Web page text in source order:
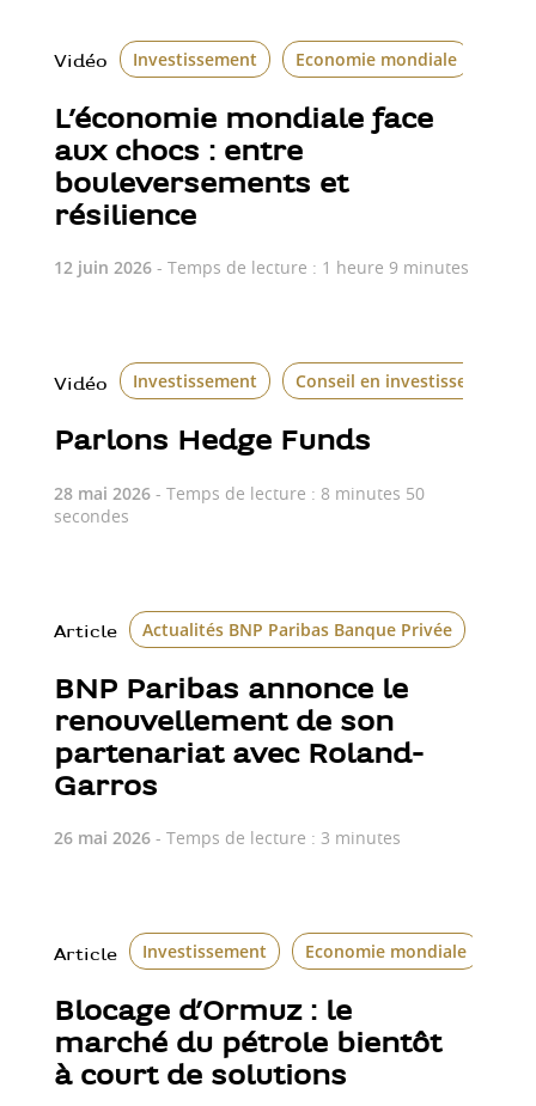
Vidéo Investissement Economie mondiale
L’économie mondiale face
aux chocs : entre
bouleversements et
résilience
12 juin 2026- Temps de lecture : 1 heure 9 minutes
Vidéo Investissement Conseil en investissement
Parlons Hedge Funds
28 mai 2026- Temps de lecture : 8 minutes 50
secondes
Article Actualités BNP Paribas Banque Privée
BNP Paribas annonce le
renouvellement de son
partenariat avec Roland-
Garros
26 mai 2026- Temps de lecture : 3 minutes
Article Investissement Economie mondiale
Blocage d’Ormuz : le
marché du pétrole bientôt
à court de solutions